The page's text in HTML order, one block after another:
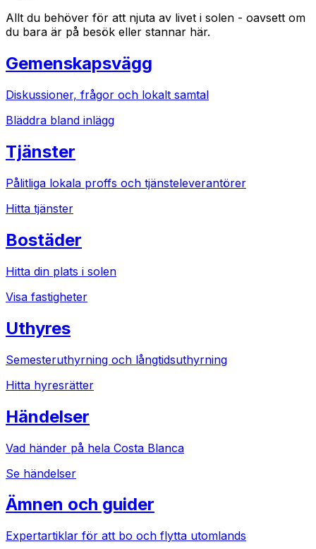
Allt du behöver för att njuta av livet i solen - oavsett om
du bara är på besök eller stannar här.
Gemenskapsvägg
Diskussioner, frågor och lokalt samtal
Bläddra bland inlägg
Tjänster
Pålitliga lokala proffs och tjänsteleverantörer
Hitta tjänster
Bostäder
Hitta din plats i solen
Visa fastigheter
Uthyres
Semesteruthyrning och långtidsuthyrning
Hitta hyresrätter
Händelser
Vad händer på hela Costa Blanca
Se händelser
Ämnen och guider
Expertartiklar för att bo och flytta utomlands